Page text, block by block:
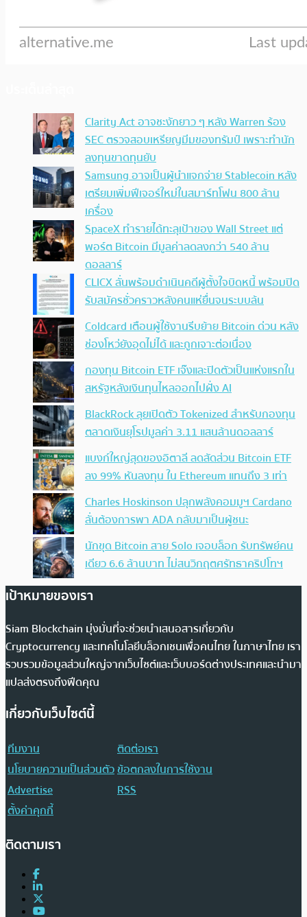
Clarity Act อาจชะงักยาว ๆ หลัง Warren ร้อง
SEC ตรวจสอบเหรียญมีมของทรัมป์ เพราะทำนัก
ลงทุนขาดทุนยับ
Samsung อาจเป็นผู้นำแจกจ่าย Stablecoin หลัง
เตรียมเพิ่มฟีเจอร์ใหม่ในสมาร์ทโฟน 800 ล้าน
เครื่อง
SpaceX ทำรายได้ทะลุเป้าของ Wall Street แต่
พอร์ต Bitcoin มีมูลค่าลดลงกว่า 540 ล้าน
ดอลลาร์
CLICX ลั่นพร้อมดำเนินคดีผู้ตั้งใจบิดหนี้ พร้อมปิด
รับสมัครชั่วคราวหลังคนแห่ยื่นจนระบบล้น
Coldcard เตือนผู้ใช้งานรีบย้าย Bitcoin ด่วน หลัง
ช่องโหว่ยังอุดไม่ได้ และถูกเจาะต่อเนื่อง
กองทุน Bitcoin ETF เจ๊งและปิดตัวเป็นแห่งแรกใน
สหรัฐหลังเงินทุนไหลออกไปฝั่ง AI
BlackRock ลุยเปิดตัว Tokenized สำหรับกองทุน
ตลาดเงินยุโรปมูลค่า 3.11 แสนล้านดอลลาร์
แบงก์ใหญ่สุดของอิตาลี ลดสัดส่วน Bitcoin ETF
ลง 99% หันลงทุน ใน Ethereum แทนถึง 3 เท่า
Charles Hoskinson ปลุกพลังคอมมูฯ Cardano
ลั่นต้องการพา ADA กลับมาเป็นผู้ชนะ
นักขุด Bitcoin สาย Solo เจอบล็อก รับทรัพย์คน
เดียว 6.6 ล้านบาท ไม่สนวิกฤตศรัทธาคริปโทฯ
เป้าหมายของเรา
Siam Blockchain มุ่งมั่นที่จะช่วยนำเสนอสารเกี่ยวกับ
Cryptocurrency และเทคโนโลยีบล็อกเชนเพื่อคนไทย ในภาษาไทย เรา
รวบรวมข้อมูลส่วนใหญ่จากเว็บไซต์และเว็บบอร์ดต่างประเทศและนำมา
แปลส่งตรงถึงฟีดคุณ
เกี่ยวกับเว็บไซต์นี้
ทีมงาน
ติดต่อเรา
นโยบายความเป็นส่วนตัวข้อตกลงในการใช้งาน
Advertise
RSS
ตั้งค่าคุกกี้
ติดตามเรา